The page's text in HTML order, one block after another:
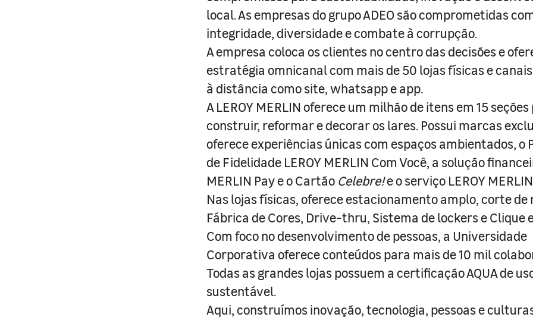
local. As empresas do grupo ADEO são comprometidas
integridade, diversidade e combate à corrupção.
A empresa coloca os clientes no centro das decisões e
estratégia omnicanal com mais de 50 lojas físicas e
à distância como site, whatsapp e app.
A LEROY MERLIN oferece um milhão de itens em 15
construir, reformar e decorar os lares. Possui marcas
oferece experiências únicas com espaços ambientados, o
de Fidelidade LEROY MERLIN Com Você, a solução
MERLIN Pay e o Cartão Celebre!e o serviço LEROY
Nas lojas físicas, oferece estacionamento amplo, corte de
Fábrica de Cores, Drive-thru, Sistema de lockers e Clique
Com foco no desenvolvimento de pessoas, a Universidade
Corporativa oferece conteúdos para mais de 10 mil
Todas as grandes lojas possuem a certificação AQUA de
sustentável.
Aqui, construímos inovação, tecnologia, pessoas e